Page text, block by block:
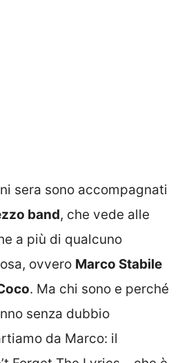
sera sono accompagnati
band, che vede alle
a più di qualcuno
ovvero Marco Stabile
. Ma chi sono e perché
senza dubbio
da Marco: il